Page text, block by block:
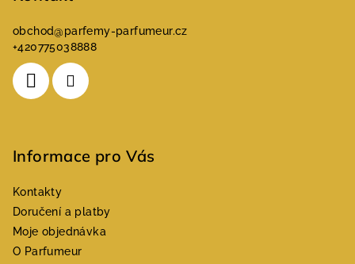
obchod@parfemy-parfumeur.cz
+420775038888
Informace pro Vás
Kontakty
Doručení a platby
Moje objednávka
O Parfumeur